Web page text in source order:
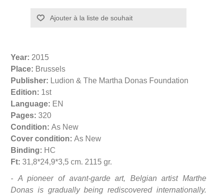
Year: 2015
Place: Brussels
Publisher: Ludion & The Martha Donas Foundation
Edition: 1st
Language: EN
Pages: 320
Condition: As New
Cover condition: As New
Binding: HC
Ft: 31,8*24,9*3,5 cm. 2115 gr.
- A pioneer of avant-garde art, Belgian artist Marthe
Donas is gradually being rediscovered internationally.